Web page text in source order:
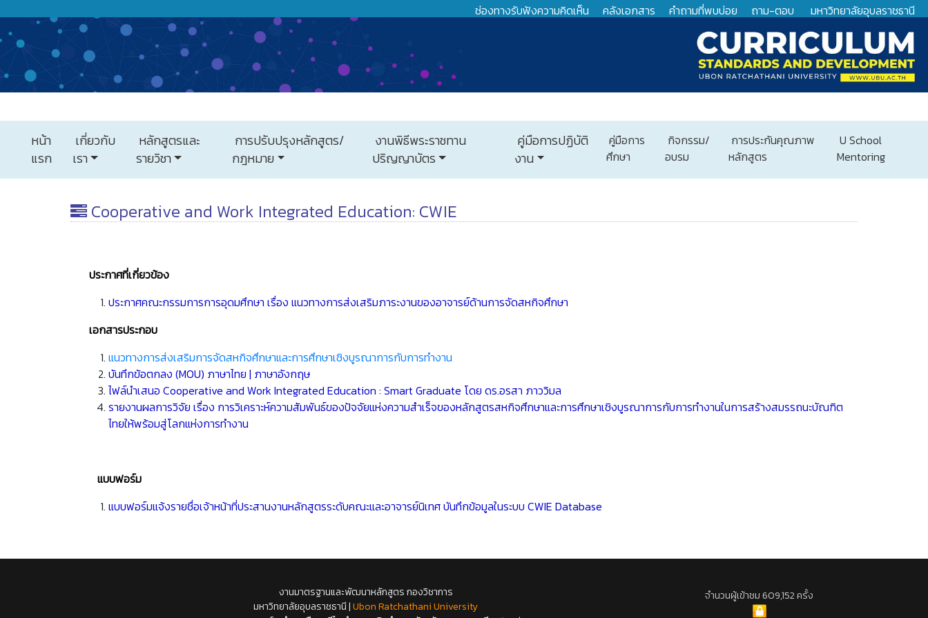
ช่องทางรับฟังความคิดเห็น คลังเอกสาร คำถามที่พบบ่อย ถาม-ตอบ มหาวิทยาลัยอุบลราชธานี
หน้า
แรก
เกี่ยวกับ
เรา
หลักสูตรและ
รายวิชา
การปรับปรุงหลักสูตร/
กฎหมาย
งานพิธีพระราชทาน
ปริญญาบัตร
คู่มือการปฏิบัติ
งาน
คู่มือการ
ศึกษา
กิจกรรม/
อบรม
การประกันคุณภาพ
หลักสูตร
U School
Mentoring
Cooperative and Work Integrated Education: CWIE
ประกาศที่เกี่ยวข้อง
ประกาศคณะกรรมการการอุดมศึกษา เรื่อง แนวทางการส่งเสริมภาระงานของอาจารย์ด้านการจัดสหกิจศึกษา
เอกสารประกอบ
แนวทางการส่งเสริมการจัดสหกิจศึกษาและการศึกษาเชิงบูรณาการกับการทำงาน
บันทึกข้อตกลง (MOU) ภาษาไทย | ภาษาอังกฤษ
ไฟล์นำเสนอ Cooperative and Work Integrated Education : Smart Graduate โดย ดร.อรสา ภาววิมล
รายงานผลการวิจัย เรื่อง การวิเคราะห์ความสัมพันธ์ของปัจจัยแห่งความสำเร็จของหลักสูตรสหกิจศึกษาและการศึกษาเชิงบูรณาการกับการทำงานในการสร้างสมรรถนะบัณฑิต
ไทยให้พร้อมสู่โลกแห่งการทำงาน
แบบฟอร์ม
แบบฟอร์มแจ้งรายชื่อเจ้าหน้าที่ประสานงานหลักสูตรระดับคณะและอาจารย์นิเทศ บันทึกข้อมูลในระบบ CWIE Database
งานมาตรฐานและพัฒนาหลักสูตร กองวิชาการ
มหาวิทยาลัยอุบลราชธานี |Ubon Ratchathani University
จำนวนผู้เข้าชม 609,152 ครั้ง